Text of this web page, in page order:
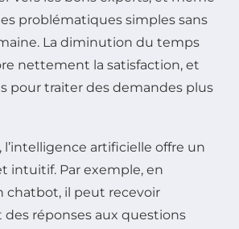
problématiques simples sans
La diminution du temps
nettement la satisfaction, et
pour traiter des demandes plus
l’intelligence artificielle offre un
intuitif. Par exemple, en
chatbot, il peut recevoir
réponses aux questions